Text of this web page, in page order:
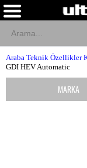
Araba Teknik Özellikler
GDI HEV Automatic
MARKA